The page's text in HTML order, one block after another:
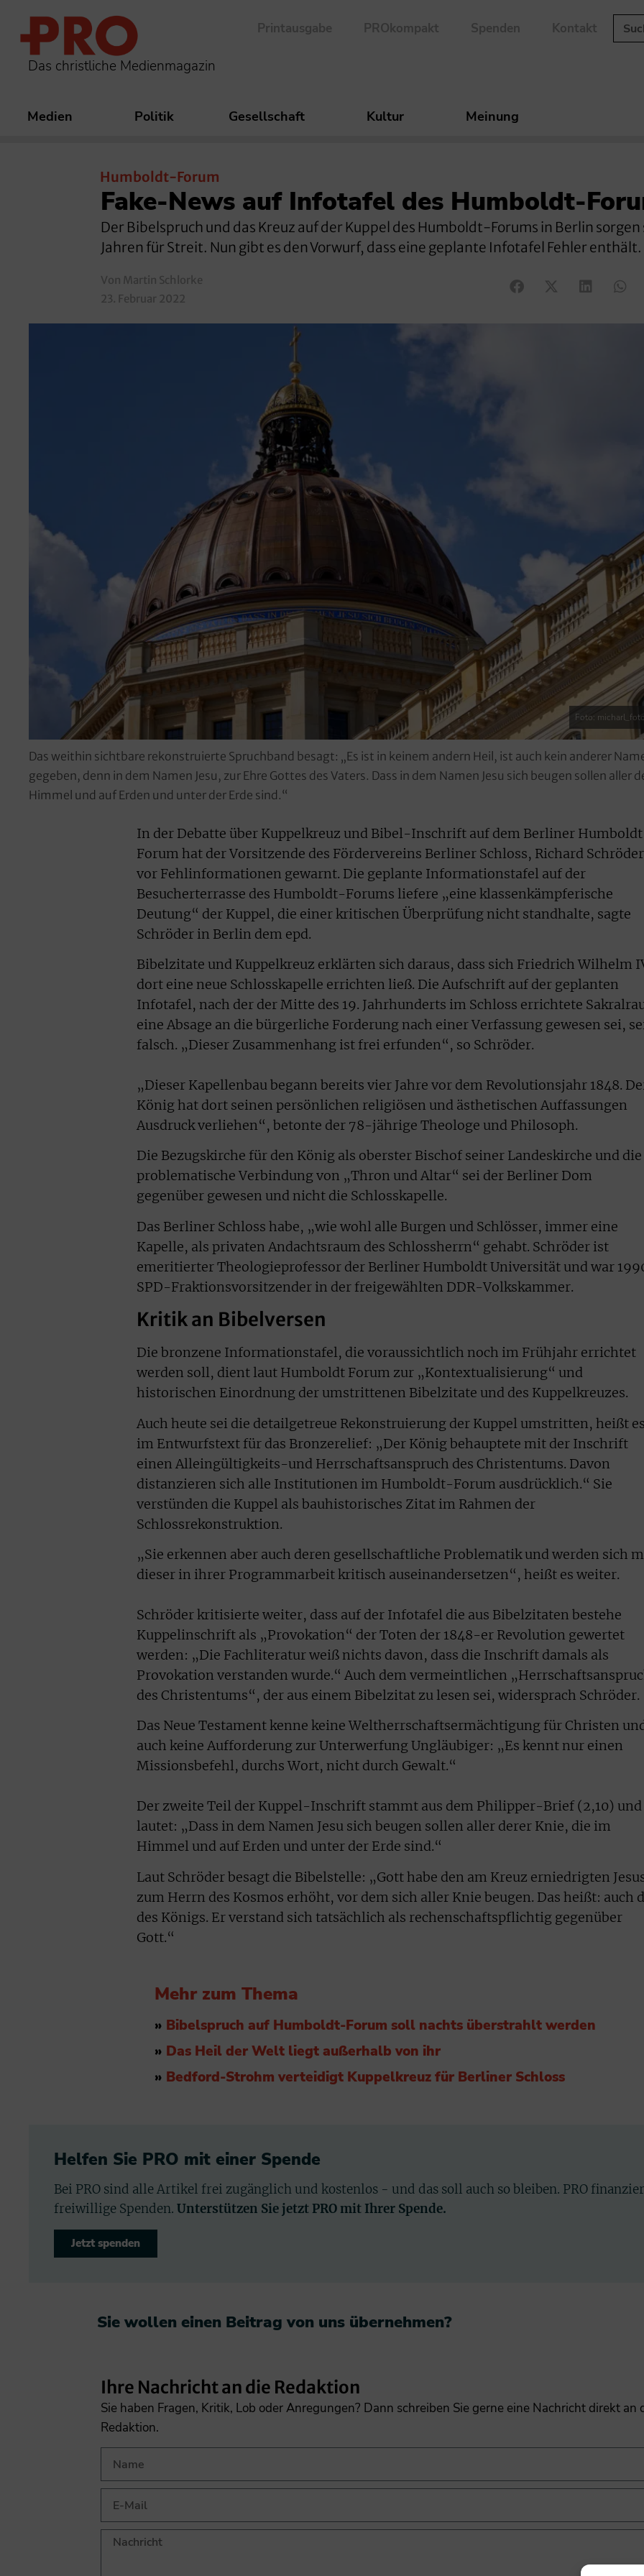
Das christliche Medienmagazin
Printausgabe PROkompakt Spenden Kontakt
Medien Politik Gesellschaft Kultur Meinung
Humboldt-Forum
Fake-News auf Infotafel des Humboldt-
Der Bibelspruch und das Kreuz auf der Kuppel des Humboldt-Forums in Berlin sorgen
Jahren für Streit. Nun gibt es den Vorwurf, dass eine geplante Infotafel Fehler enthält.
Von Martin Schlorke
23. Februar 2022
Foto:
Das weithin sichtbare rekonstruierte Spruchband besagt: „Es ist in keinem andern Heil, ist auch kein anderer
gegeben, denn in dem Namen Jesu, zur Ehre Gottes des Vaters. Dass in dem Namen Jesu sich beugen sollen aller
Himmel und auf Erden und unter der Erde sind.“
In der Debatte über Kuppelkreuz und Bibel-Inschrift auf dem Berliner
Forum hat der Vorsitzende des Fördervereins Berliner Schloss, Richard
vor Fehlinformationen gewarnt. Die geplante Informationstafel auf der
Besucherterrasse des Humboldt-Forums liefere „eine klassenkämpferische
Deutung“ der Kuppel, die einer kritischen Überprüfung nicht standhalte, sagte
Schröder in Berlin dem epd.
Bibelzitate und Kuppelkreuz erklärten sich daraus, dass sich Friedrich Wilhelm
dort eine neue Schlosskapelle errichten ließ. Die Aufschrift auf der geplanten
Infotafel, nach der der Mitte des 19. Jahrhunderts im Schloss errichtete
eine Absage an die bürgerliche Forderung nach einer Verfassung gewesen sei,
falsch. „Dieser Zusammenhang ist frei erfunden“, so Schröder.
„Dieser Kapellenbau begann bereits vier Jahre vor dem Revolutionsjahr 1848.
König hat dort seinen persönlichen religiösen und ästhetischen Auffassungen
Ausdruck verliehen“, betonte der 78-jährige Theologe und Philosoph.
Die Bezugskirche für den König als oberster Bischof seiner Landeskirche und die
problematische Verbindung von „Thron und Altar“ sei der Berliner Dom
gegenüber gewesen und nicht die Schlosskapelle.
Das Berliner Schloss habe, „wie wohl alle Burgen und Schlösser, immer eine
Kapelle, als privaten Andachtsraum des Schlossherrn“ gehabt. Schröder ist
emeritierter Theologieprofessor der Berliner Humboldt Universität und war
SPD-Fraktionsvorsitzender in der freigewählten DDR-Volkskammer.
Kritik an Bibelversen
Die bronzene Informationstafel, die voraussichtlich noch im Frühjahr errichtet
werden soll, dient laut Humboldt Forum zur „Kontextualisierung“ und
historischen Einordnung der umstrittenen Bibelzitate und des Kuppelkreuzes.
Auch heute sei die detailgetreue Rekonstruierung der Kuppel umstritten, heißt
im Entwurfstext für das Bronzerelief: „Der König behauptete mit der Inschrift
einen Alleingültigkeits-und Herrschaftsanspruch des Christentums. Davon
distanzieren sich alle Institutionen im Humboldt-Forum ausdrücklich.“ Sie
verstünden die Kuppel als bauhistorisches Zitat im Rahmen der
Schlossrekonstruktion.
„Sie erkennen aber auch deren gesellschaftliche Problematik und werden sich
dieser in ihrer Programmarbeit kritisch auseinandersetzen“, heißt es weiter.
Schröder kritisierte weiter, dass auf der Infotafel die aus Bibelzitaten bestehe
Kuppelinschrift als „Provokation“ der Toten der 1848-er Revolution gewertet
werden: „Die Fachliteratur weiß nichts davon, dass die Inschrift damals als
Provokation verstanden wurde.“ Auch dem vermeintlichen
des Christentums“, der aus einem Bibelzitat zu lesen sei, widersprach Schröder.
Das Neue Testament kenne keine Weltherrschaftsermächtigung für Christen
auch keine Aufforderung zur Unterwerfung Ungläubiger: „Es kennt nur einen
Missionsbefehl, durchs Wort, nicht durch Gewalt.“
Der zweite Teil der Kuppel-Inschrift stammt aus dem Philipper-Brief (2,10) und
lautet: „Dass in dem Namen Jesu sich beugen sollen aller derer Knie, die im
Himmel und auf Erden und unter der Erde sind.“
Laut Schröder besagt die Bibelstelle: „Gott habe den am Kreuz erniedrigten
zum Herrn des Kosmos erhöht, vor dem sich aller Knie beugen. Das heißt: auch
des Königs. Er verstand sich tatsächlich als rechenschaftspflichtig gegenüber
Gott.“
Mehr zum Thema
» Bibelspruch auf Humboldt-Forum soll nachts überstrahlt werden
» Das Heil der Welt liegt außerhalb von ihr
» Bedford-Strohm verteidigt Kuppelkreuz für Berliner Schloss
Helfen Sie PRO mit einer Spende
Bei PRO sind alle Artikel frei zugänglich und kostenlos - und das soll auch so bleiben. PRO
freiwillige Spenden. Unterstützen Sie jetzt PRO mit Ihrer Spende.
Jetzt spenden
Sie wollen einen Beitrag von uns übernehmen?​
Ihre Nachricht an die Redaktion
Sie haben Fragen, Kritik, Lob oder Anregungen? Dann schreiben Sie gerne eine Nachricht direkt an
Redaktion.